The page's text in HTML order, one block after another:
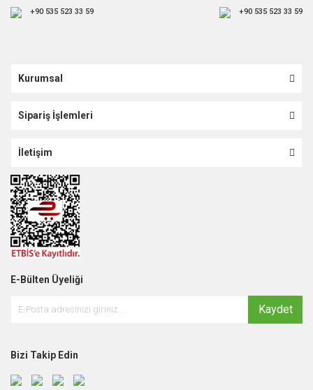
+90 535 523 33 59 +90 535 523 33 59
Kurumsal
Sipariş İşlemleri
İletişim
E-Bülten Üyeliği
Kaydet
Bizi Takip Edin